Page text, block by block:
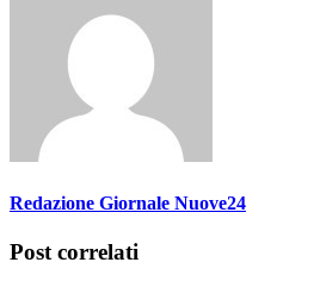
Redazione Giornale Nuove24
Post correlati